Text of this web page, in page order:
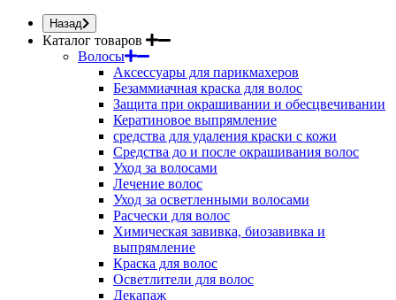
Назад
Каталог товаров
Волосы
Аксессуары для парикмахеров
Безаммиачная краска для волос
Защита при окрашивании и обесцвечивании
Кератиновое выпрямление
средства для удаления краски с кожи
Средства до и после окрашивания волос
Уход за волосами
Лечение волос
Уход за осветленными волосами
Расчески для волос
Химическая завивка, биозавивка и
выпрямление
Краска для волос
Осветлители для волос
Декапаж